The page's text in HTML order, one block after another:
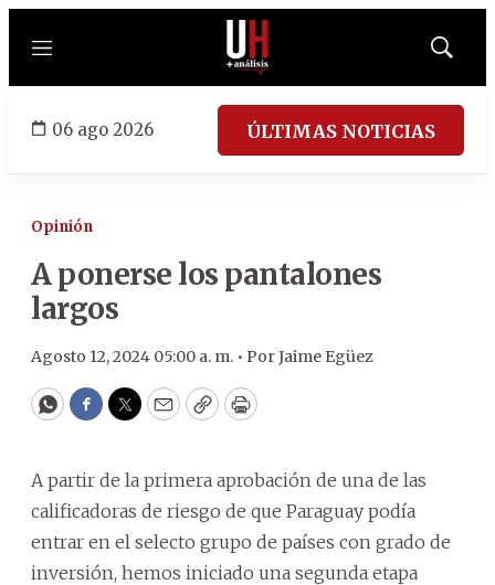
Menú
Mostrar
06 ago 2026 ÚLTIMAS NOTICIAS
Opinión
A ponerse los pantalones
largos
Agosto 12, 2024 05:00 a. m. • PorJaime Egüez
WhatsApp
Facebook
Twitter
EmailCopyPrint
A partir de la primera aprobación de una de las
calificadoras de riesgo de que Paraguay podía
entrar en el selecto grupo de países con grado de
inversión, hemos iniciado una segunda etapa